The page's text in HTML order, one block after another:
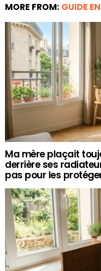
MORE FROM: GUIDE
Ma mère plaçait
derrière ses
pas pour les